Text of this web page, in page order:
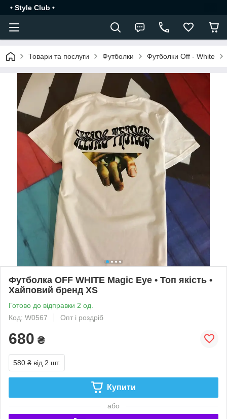
• Style Club •
Товари та послуги Футболки Футболки Off - White
Футболка OFF WHITE Magic Eye • Топ якість •
Хайповий бренд XS
Готово до відправки 2 од.
Код: W0567
Опт і роздріб
680 ₴
580 ₴ від 2 шт.
Купити
або